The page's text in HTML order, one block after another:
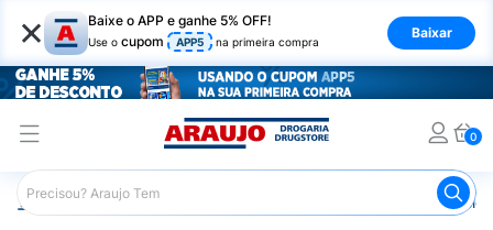
× Baixe o APP e ganhe 5% OFF!
Use o cupom APP5 na primeira compra
Baixar
0
Araujo Saúde e Bem Estar Fisioterapia e Atividade Física